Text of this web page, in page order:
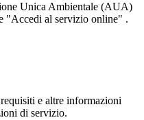
Unica Ambientale (AUA)
"Accedi al servizio online" .
e altre informazioni
di servizio.